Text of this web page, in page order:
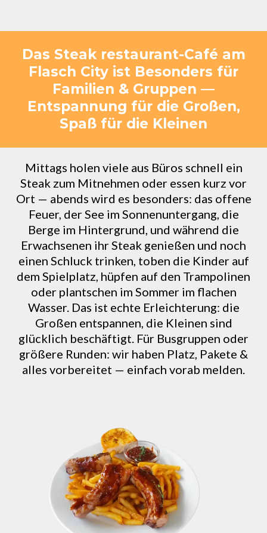
Das Steak restaurant-Café am
Flasch City ist Besonders für
Familien & Gruppen —
Entspannung für die Großen,
Spaß für die Kleinen
Mittags holen viele aus Büros schnell ein
Steak zum Mitnehmen oder essen kurz vor
Ort — abends wird es besonders: das offene
Feuer, der See im Sonnenuntergang, die
Berge im Hintergrund, und während die
Erwachsenen ihr Steak genießen und noch
einen Schluck trinken, toben die Kinder auf
dem Spielplatz, hüpfen auf den Trampolinen
oder plantschen im Sommer im flachen
Wasser. Das ist echte Erleichterung: die
Großen entspannen, die Kleinen sind
glücklich beschäftigt. Für Busgruppen oder
größere Runden: wir haben Platz, Pakete &
alles vorbereitet — einfach vorab melden.